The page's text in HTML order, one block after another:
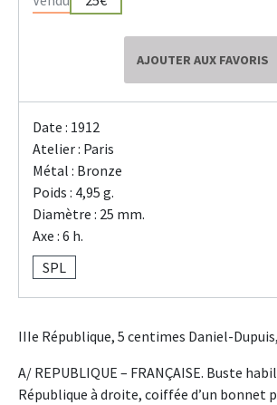
AJOUTER AUX FAVORIS
Date : 1912
Atelier : Paris
Métal : Bronze
Poids : 4,95 g.
Diamètre : 25 mm.
Axe : 6 h.
SPL
IIIe République, 5 centimes Daniel-
A/ REPUBLIQUE – FRANÇAISE. Buste
République à droite, coiffée d’un bonnet